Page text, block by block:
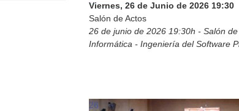
Viernes, 26 de Junio de 2026 19:30
Salón de Actos
26 de junio de 2026 19:30h - Salón
Informática - Ingeniería del Software
26